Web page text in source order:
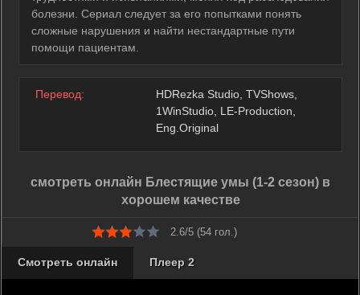
болезни. Сериал следует за его попытками понять
сложные нарушения и найти нестандартные пути
помощи пациентам.
Перевод:
HDRezka Studio, TVShows,
1WinStudio, LE-Production,
Eng.Original
смотреть онлайн Блестящие умы (1-2 сезон) в
хорошем качестве
2.6/5 (54 гол.)
Смотреть онлайн Плеер 2